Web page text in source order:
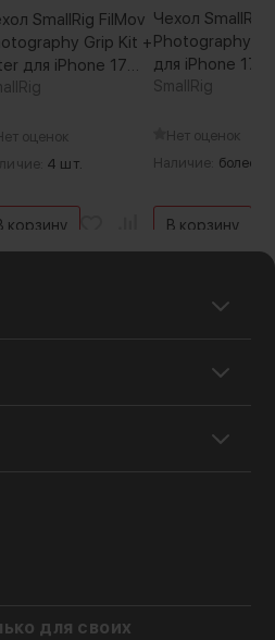
SmallRig FilMov
Grip Kit +
для iPhone 17
оценок
4 шт.
корзину
Чехол SmallRig
Photography
для iPhone 17
SmallRig
Нет оценок
Наличие: более 5
В корзину
для своих